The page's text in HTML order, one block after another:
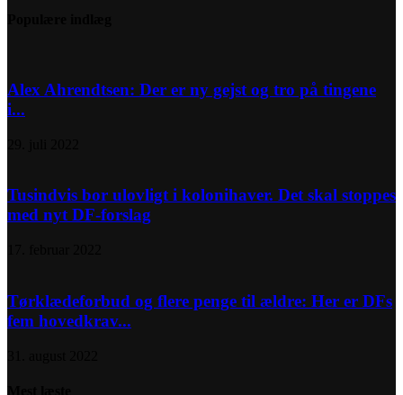
Alex Ahrendtsen: Der er ny gejst og tro på tingene
i...
Tusindvis bor ulovligt i kolonihaver. Det skal stoppes
med nyt DF-forslag
Tørklædeforbud og flere penge til ældre: Her er DFs
fem hovedkrav...